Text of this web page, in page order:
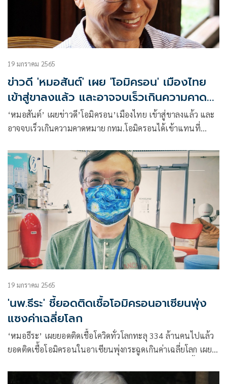
19 มกราคม 2565
ข่าวดี 'หมอสันต์' เผย 'โอมิครอน' เมืองไทย
เข้าสู่ขาลงแล้ว และอาจจบเร็วเกินความคาด
หมาย
‘หมอสันต์’ เผยข่าวดี’โอมิครอน’เมืองไทย เข้าสู่ขาลงแล้ว และ
อาจจบเร็วเกินความคาดหมาย กทม.โอมิครอนได้เข้าแทนที่
และเริ่มลดจำนวนลง
19 มกราคม 2565
'นพ.ธีระ' ชี้ยอดติดเชื้อโอมิครอนอาเซียนพุ่ง
แซงค่าเฉลี่ยโลก
‘หมอธีระ’ เผยยอดติดเชื้อโควิดทั่วโลกทะลุ 334 ล้านคนไปแล้ว
ยอดติดเชื้อโอมิครอนในอาเซียนพุ่งกระฉูดเกินค่าเฉลี่ยโลก เผย